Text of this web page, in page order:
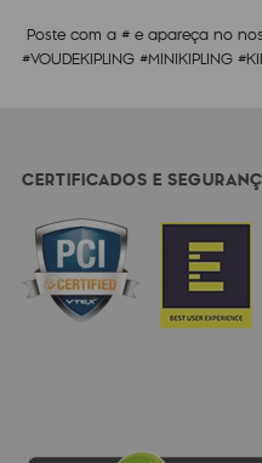
Poste com a # e apareça no
#VOUDEKIPLING #MINIKIPLING
CERTIFICADOS E